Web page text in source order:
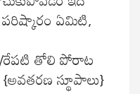
ఏమిటి,
తోలి పోరాట
స్థూపాలు}